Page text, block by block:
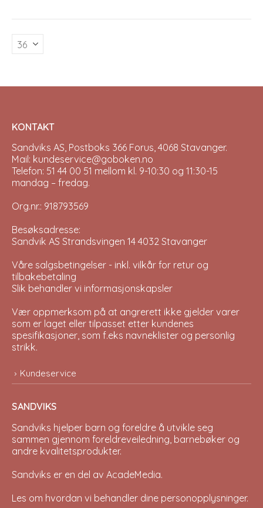
The
KONTAKT
Sandviks AS, Postboks 366 Forus, 4068 Stavanger.
Mail: kundeservice@goboken.no
Telefon: 51 44 00 51 mellom kl. 9-10:30 og 11:30-15
mandag – fredag.
Org.nr.: 918793569
Besøksadresse:
Sandvik AS Strandsvingen 14 4032 Stavanger
Våre salgsbetingelser - inkl. vilkår for retur og
tilbakebetaling
Slik behandler vi informasjonskapsler
Vær oppmerksom på at angrerett ikke gjelder varer
som er laget eller tilpasset etter kundenes
spesifikasjoner, som f.eks navneklister og personlig
strikk.
Kundeservice
SANDVIKS
Sandviks hjelper barn og foreldre å utvikle seg
sammen gjennom foreldreveiledning, barnebøker og
andre kvalitetsprodukter.
Sandviks er en del av AcadeMedia.
Les om hvordan vi behandler dine personopplysninger.